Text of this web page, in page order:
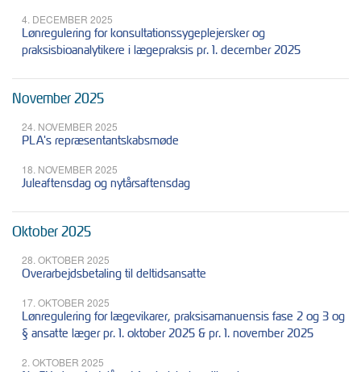
4. DECEMBER 2025
Lønregulering for konsultationssygeplejersker og
praksisbioanalytikere i lægepraksis pr. 1. december 2025
November 2025
24. NOVEMBER 2025
PLA's repræsentantskabsmøde
18. NOVEMBER 2025
Juleaftensdag og nytårsaftensdag
Oktober 2025
28. OKTOBER 2025
Overarbejdsbetaling til deltidsansatte
17. OKTOBER 2025
Lønregulering for lægevikarer, praksisamanuensis fase 2 og 3 og
§ ansatte læger pr. 1. oktober 2025 & pr. 1. november 2025
2. OKTOBER 2025